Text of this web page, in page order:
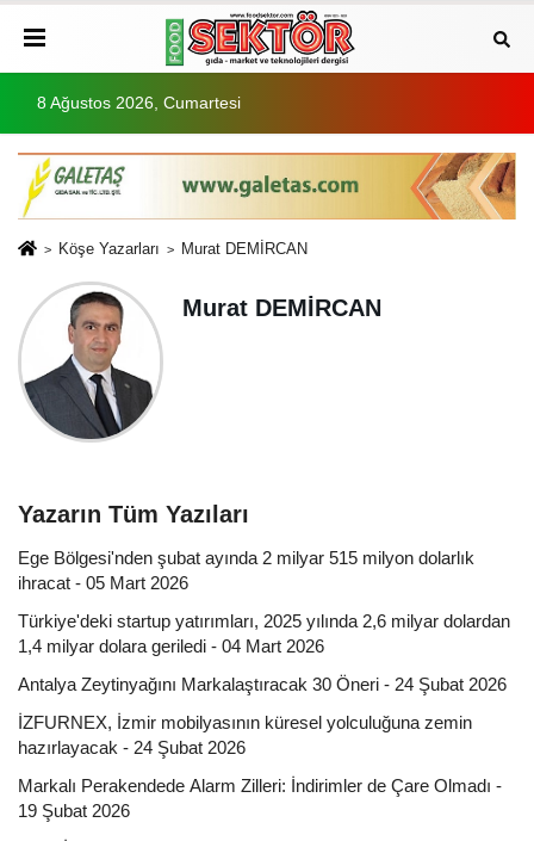
8 Ağustos 2026, Cumartesi
Köşe Yazarları Murat DEMİRCAN
Murat DEMİRCAN
Yazarın Tüm Yazıları
Ege Bölgesi'nden şubat ayında 2 milyar 515 milyon dolarlık
ihracat - 05 Mart 2026
Türkiye'deki startup yatırımları, 2025 yılında 2,6 milyar dolardan
1,4 milyar dolara geriledi - 04 Mart 2026
Antalya Zeytinyağını Markalaştıracak 30 Öneri - 24 Şubat 2026
İZFURNEX, İzmir mobilyasının küresel yolculuğuna zemin
hazırlayacak - 24 Şubat 2026
Markalı Perakendede Alarm Zilleri: İndirimler de Çare Olmadı -
19 Şubat 2026